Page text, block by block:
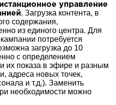
управление
. Загрузка контента, в
содержания,
из единого центра. Для
потребуется
загрузка до 10
с определением
их показа в эфире и разным
адреса новых точек,
и т.д.). Заменить
необходимости можно